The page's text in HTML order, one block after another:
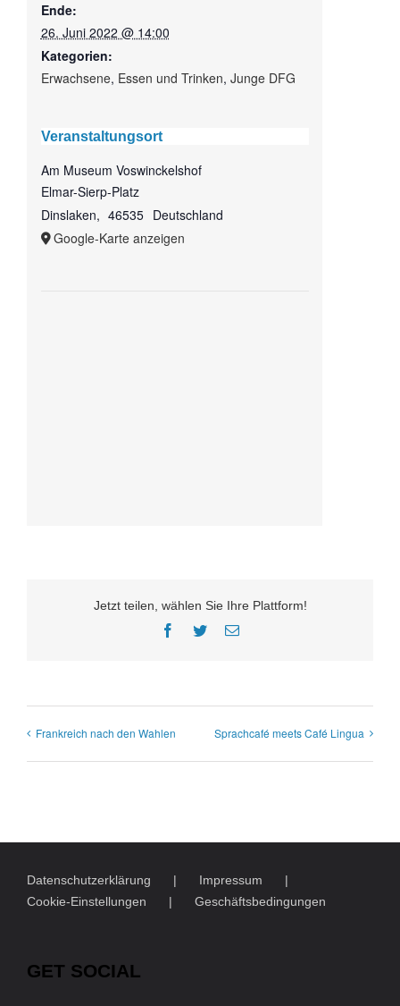
Ende:
26. Juni 2022 @ 14:00
Kategorien:
Erwachsene, Essen und Trinken, Junge DFG
Veranstaltungsort
Am Museum Voswinckelshof
Elmar-Sierp-Platz
Dinslaken, 46535 Deutschland
Google-Karte anzeigen
Jetzt teilen, wählen Sie Ihre Plattform!
Facebook
TwitterE-
Frankreich nach den Wahlen Sprachcafé meets Café Lingua
Datenschutzerklärung
Impressum
Cookie-Einstellungen
Geschäftsbedingungen
GET SOCIAL